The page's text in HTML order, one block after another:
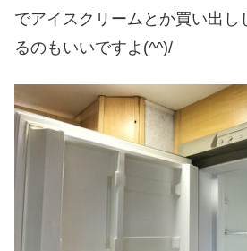
でアイスクリームとか買い出し
るのもいいですよ(^^)/